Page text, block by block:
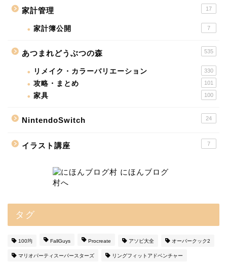
家計管理 17
家計簿公開 7
あつまれどうぶつの森 535
リメイク・カラーバリエーション 330
攻略・まとめ 101
家具 100
NintendoSwitch 24
イラスト講座 7
タグ
100均 FallGuys Procreate アソビ大全 オーバークック2
マリオパーティスーパースターズ リングフィットアドベンチャー